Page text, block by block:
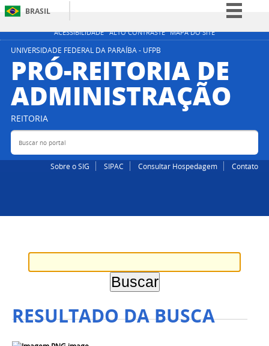
ACESSIBILIDADE ALTO CONTRASTE MAPA DO SITE
BRASIL
Simplifique!
Participe
Acesso à informação
Legislação
UNIVERSIDADE FEDERAL DA PARAÍBA - UFPB
PRÓ-REITORIA DE
ADMINISTRAÇÃO
REITORIA
Buscar no portal
Sobre o SIG SIPAC Consultar Hospedagem Contato
RESULTADO DA BUSCA